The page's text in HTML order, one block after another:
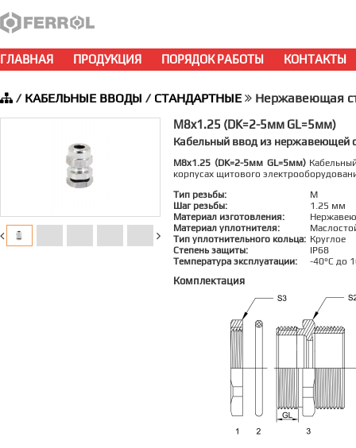
ГЛАВНАЯ ПРОДУКЦИЯ ПОРЯДОК РАБОТЫ КОНТАКТЫ
/ КАБЕЛЬНЫЕ ВВОДЫ / СТАНДАРТНЫЕ Нержавеющая
M8x1.25 (DK=2-5мм GL=5мм)
Кабельный ввод из нержавеющей
M8x1.25 (DK=2-5мм GL=5мм)
корпусах щитового
Тип резьбы:
M
Шаг резьбы:
1.25 мм
Материал изготовления:
Материал уплотнителя:
Тип уплотнительного кольца: Круглое
Степень защиты:
IP68
Температура эксплуатации:
-40°C до
Комплектация